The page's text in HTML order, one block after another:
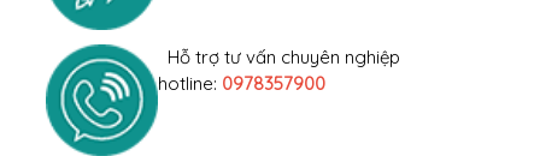
Hỗ trợ tư vấn chuyên nghiệp
hotline: 0978357900